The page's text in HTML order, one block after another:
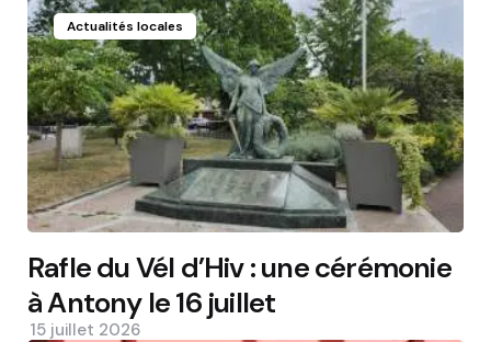
Actualités locales
Rafle du Vél d’Hiv : une cérémonie
à Antony le 16 juillet
15 juillet 2026